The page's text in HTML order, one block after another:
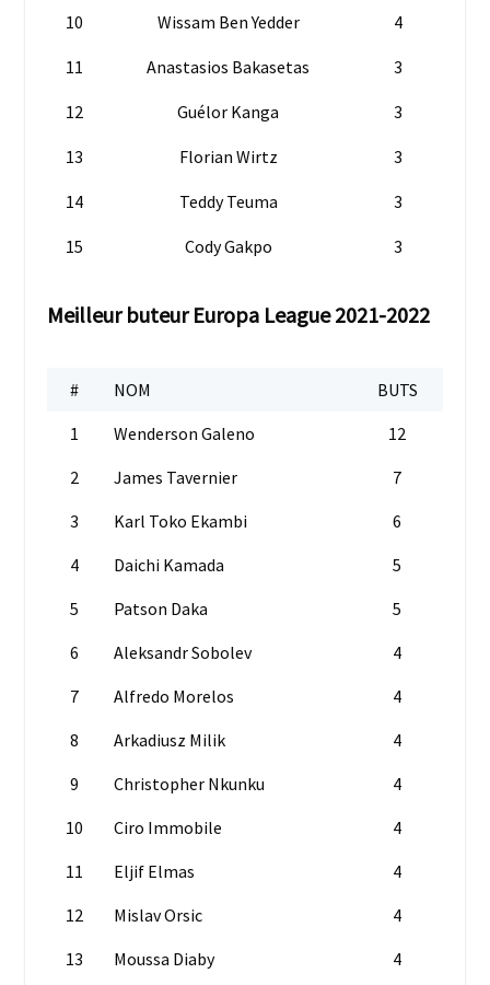
10 Wissam Ben Yedder 4
11 Anastasios Bakasetas 3
12 Guélor Kanga 3
13 Florian Wirtz 3
14 Teddy Teuma 3
15 Cody Gakpo 3
Meilleur buteur Europa League 2021-2022
# NOM
BUTS
1
Wenderson Galeno
12
2
James Tavernier
7
3
Karl Toko Ekambi
6
4
Daichi Kamada
5
5
Patson Daka
5
6
Aleksandr Sobolev
4
7
Alfredo Morelos
4
8
Arkadiusz Milik
4
9
Christopher Nkunku
4
10
Ciro Immobile
4
11
Eljif Elmas
4
12
Mislav Orsic
4
13
Moussa Diaby
4